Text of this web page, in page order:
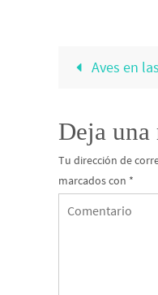
Aves en
Deja una
Tu dirección de
marcados con *